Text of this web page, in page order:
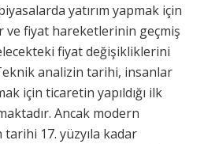
yatırım yapmak için
ve fiyat hareketlerinin geçmiş
fiyat değişikliklerini
analizin tarihi, insanlar
için ticaretin yapıldığı ilk
Ancak modern
17. yüzyıla kadar